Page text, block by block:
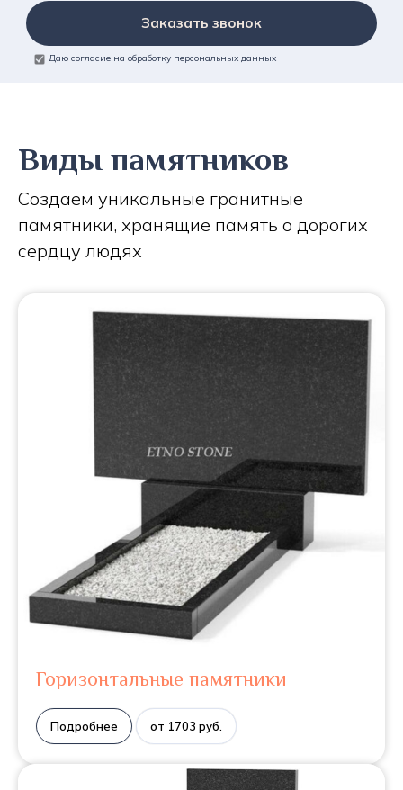
Заказать звонок
Даю согласие на обработку персональных данных
Виды памятников
Создаем уникальные гранитные
памятники, хранящие память о дорогих
сердцу людях
Горизонтальные памятники
Подробнее от 1703 руб.